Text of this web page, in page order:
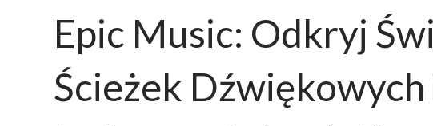
Epic Music: Odkryj
Ścieżek Dźwiękowych